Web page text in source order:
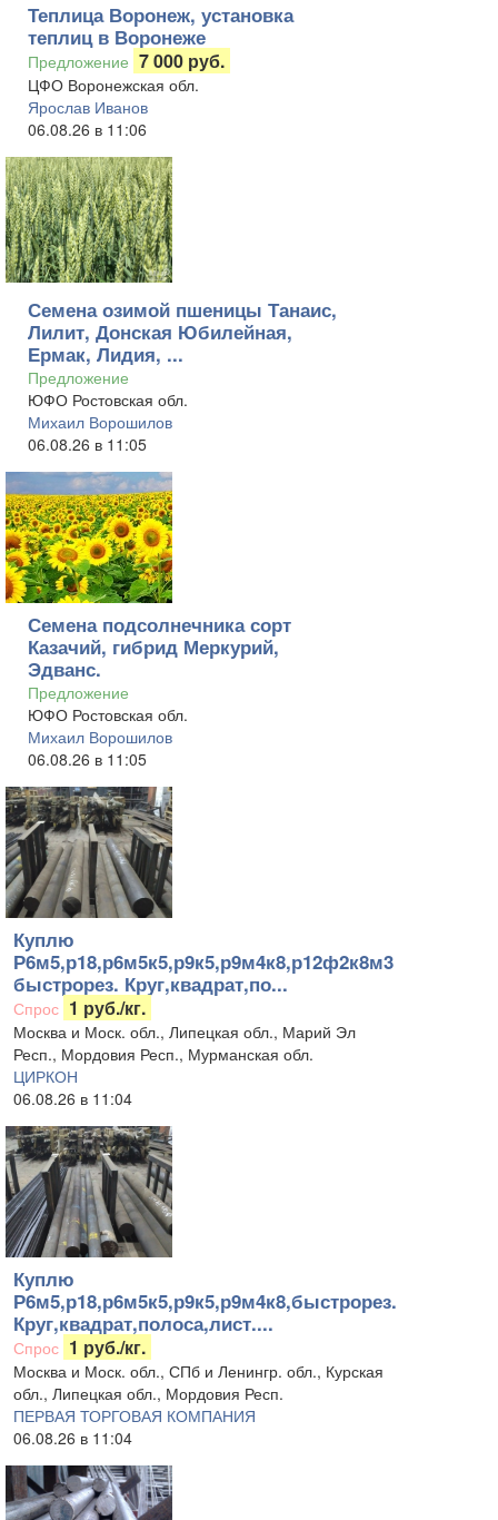
Теплица Воронеж, установка
теплиц в Воронеже
Предложение 7 000 руб.
ЦФО Воронежская обл.
Ярослав Иванов
06.08.26 в 11:06
Семена озимой пшеницы Танаис,
Лилит, Донская Юбилейная,
Ермак, Лидия, ...
Предложение
ЮФО Ростовская обл.
Михаил Ворошилов
06.08.26 в 11:05
Семена подсолнечника сорт
Казачий, гибрид Меркурий,
Эдванс.
Предложение
ЮФО Ростовская обл.
Михаил Ворошилов
06.08.26 в 11:05
Куплю
Р6м5,р18,р6м5к5,р9к5,р9м4к8,р12ф2к8м3
быстрорез. Круг,квадрат,по...
Спрос 1 руб./кг.
Москва и Моск. обл., Липецкая обл., Марий Эл
Респ., Мордовия Респ., Мурманская обл.
ЦИРКОН
06.08.26 в 11:04
Куплю
Р6м5,р18,р6м5к5,р9к5,р9м4к8,быстрорез.
Круг,квадрат,полоса,лист....
Спрос 1 руб./кг.
Москва и Моск. обл., СПб и Ленингр. обл., Курская
обл., Липецкая обл., Мордовия Респ.
ПЕРВАЯ ТОРГОВАЯ КОМПАНИЯ
06.08.26 в 11:04